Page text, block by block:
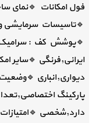
فول امکانات 🔹️نمای
🔹️تاسیسات سرمایشی و
🔹️پوشش کف :
ایرانی,فرنگی 🔹️سایر
دیواری,انباری